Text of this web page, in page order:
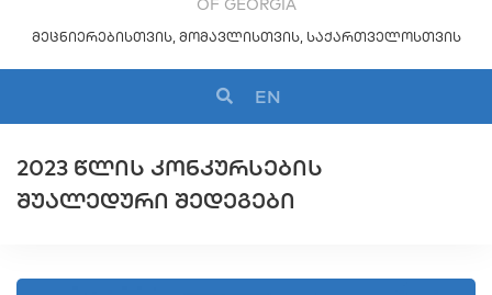
OF GEORGIA
ᲛᲔᲪᲜᲘᲔᲠᲔᲑᲘᲡᲗᲕᲘᲡ, ᲛᲝᲛᲐᲕᲚᲘᲡᲗᲕᲘᲡ, ᲡᲐᲥᲐᲠᲗᲕᲔᲚᲝᲡᲗᲕᲘᲡ
EN
2023 ᲬᲚᲘᲡ ᲙᲝᲜᲙᲣᲠᲡᲔᲑᲘᲡ
ᲨᲣᲐᲚᲔᲓᲣᲠᲘ ᲨᲔᲓᲔᲒᲔᲑᲘ